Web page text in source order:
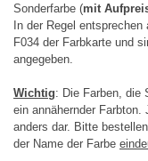
Sonderfarbe (mit
In der Regel
F034 der Farbkarte und
angegeben.
Wichtig: Die Farben, die
ein annähernder
anders dar. Bitte
der Name der Farbe